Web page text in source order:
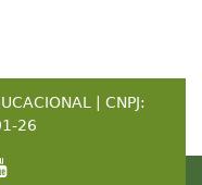
| CNPJ:
26